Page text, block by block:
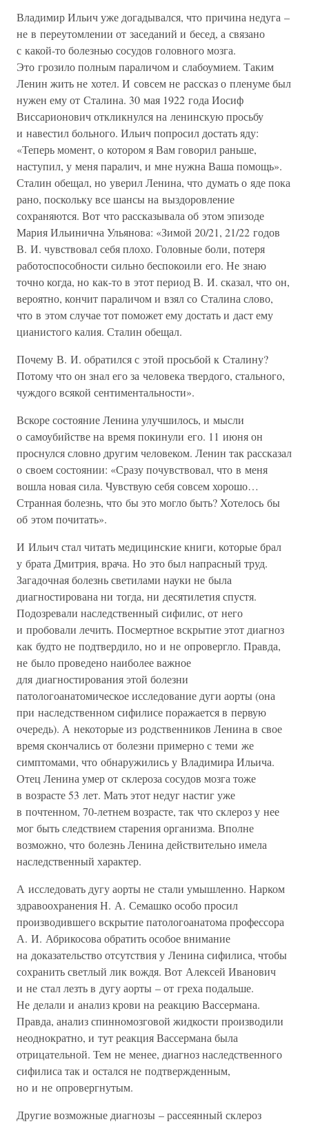
Владимир Ильич уже догадывался, что причина недуга –
не в переутомлении от заседаний и бесед, а связано
с какой-то болезнью сосудов головного мозга.
Это грозило полным параличом и слабоумием. Таким
Ленин жить не хотел. И совсем не рассказ о пленуме был
нужен ему от Сталина. 30 мая 1922 года Иосиф
Виссарионович откликнулся на ленинскую просьбу
и навестил больного. Ильич попросил достать яду:
«Теперь момент, о котором я Вам говорил раньше,
наступил, у меня паралич, и мне нужна Ваша помощь».
Сталин обещал, но уверил Ленина, что думать о яде пока
рано, поскольку все шансы на выздоровление
сохраняются. Вот что рассказывала об этом эпизоде
Мария Ильинична Ульянова: «Зимой 20/21, 21/22 годов
В. И. чувствовал себя плохо. Головные боли, потеря
работоспособности сильно беспокоили его. Не знаю
точно когда, но как-то в этот период В. И. сказал, что он,
вероятно, кончит параличом и взял со Сталина слово,
что в этом случае тот поможет ему достать и даст ему
цианистого калия. Сталин обещал.
Почему В. И. обратился с этой просьбой к Сталину?
Потому что он знал его за человека твердого, стального,
чуждого всякой сентиментальности».
Вскоре состояние Ленина улучшилось, и мысли
о самоубийстве на время покинули его. 11 июня он
проснулся словно другим человеком. Ленин так рассказал
о своем состоянии: «Сразу почувствовал, что в меня
вошла новая сила. Чувствую себя совсем хорошо…
Странная болезнь, что бы это могло быть? Хотелось бы
об этом почитать».
И Ильич стал читать медицинские книги, которые брал
у брата Дмитрия, врача. Но это был напрасный труд.
Загадочная болезнь светилами науки не была
диагностирована ни тогда, ни десятилетия спустя.
Подозревали наследственный сифилис, от него
и пробовали лечить. Посмертное вскрытие этот диагноз
как будто не подтвердило, но и не опровергло. Правда,
не было проведено наиболее важное
для диагностирования этой болезни
патологоанатомическое исследование дуги аорты (она
при наследственном сифилисе поражается в первую
очередь). А некоторые из родственников Ленина в свое
время скончались от болезни примерно с теми же
симптомами, что обнаружились у Владимира Ильича.
Отец Ленина умер от склероза сосудов мозга тоже
в возрасте 53 лет. Мать этот недуг настиг уже
в почтенном, 70-летнем возрасте, так что склероз у нее
мог быть следствием старения организма. Вполне
возможно, что болезнь Ленина действительно имела
наследственный характер.
А исследовать дугу аорты не стали умышленно. Нарком
здравоохранения Н. А. Семашко особо просил
производившего вскрытие патологоанатома профессора
А. И. Абрикосова обратить особое внимание
на доказательство отсутствия у Ленина сифилиса, чтобы
сохранить светлый лик вождя. Вот Алексей Иванович
и не стал лезть в дугу аорты – от греха подальше.
Не делали и анализ крови на реакцию Вассермана.
Правда, анализ спинномозговой жидкости производили
неоднократно, и тут реакция Вассермана была
отрицательной. Тем не менее, диагноз наследственного
сифилиса так и остался не подтвержденным,
но и не опровергнутым.
Другие возможные диагнозы – рассеянный склероз